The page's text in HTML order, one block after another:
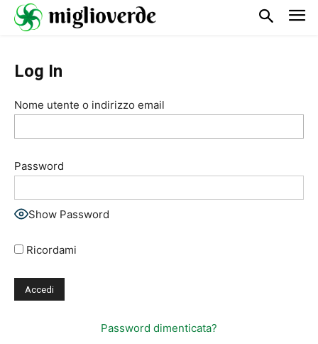
Log In
Nome utente o indirizzo email
Password
Show Password
Ricordami
Password dimenticata?